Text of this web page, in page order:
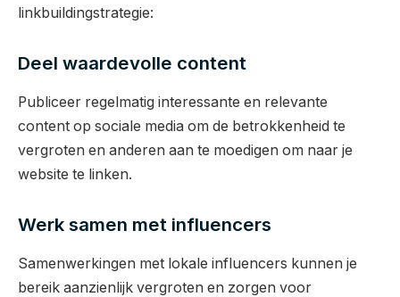
linkbuildingstrategie:
Deel waardevolle content
Publiceer regelmatig interessante en relevante
content op sociale media om de betrokkenheid te
vergroten en anderen aan te moedigen om naar je
website te linken.
Werk samen met influencers
Samenwerkingen met lokale influencers kunnen je
bereik aanzienlijk vergroten en zorgen voor